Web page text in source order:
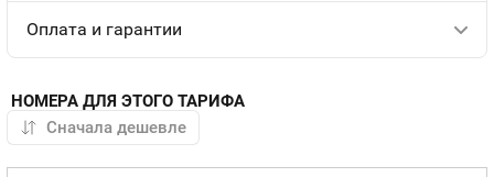
Оплата и гарантии
НОМЕРА ДЛЯ ЭТОГО ТАРИФА